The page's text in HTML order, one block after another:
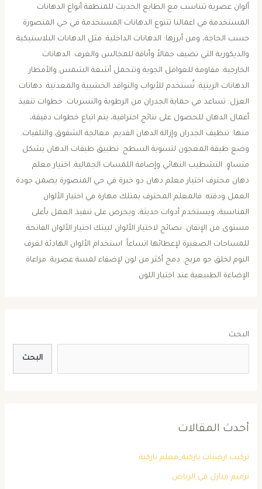
ألوان عصرية تتناسب مع الطابع الحديث للمنطقة أنواع الدهانات
المستخدمة في اعمالنا تتنوع الدهانات المستخدمة في حي المنصورة
حسب الحاجة، ومن أبرزها: الدهانات الداخلية: مثل الدهانات البلاستيكية
والديكورية التي تضيف جمالاً وأناقة للمجالس والغرف. الدهانات
الخارجية: مقاومة للعوامل الجوية وتتحمل أشعة الشمس والأمطار.
الدهانات الزيتية: تُستخدم للأبواب والنوافذ الخشبية والمعدنية. دهانات
العزل: تساعد في حماية الجدران من الرطوبة والتسربات. خطوات تنفيذ
أعمال الدهان للحصول على نتائج احترافية، يتم اتباع خطوات دقيقة،
منها: تنظيف الجدران وإزالة الدهان القديم. معالجة الشقوق والتلفيات.
وضع طبقة المعجون لتسوية السطح. تطبيق طبقات الدهان بشكل
متساوٍ. التشطيب النهائي وإضافة اللمسات الجمالية. اختيار معلم
دهان محترف اختيار معلم دهان ذو خبرة في حي المنصورة يضمن جودة
العمل ودقته. فالمعلم المحترف يمتلك مهارة في اختيار الألوان
المناسبة، ويستخدم أدوات حديثة، ويحرص على تنفيذ العمل بأعلى
مستوى من الإتقان. نصائح لاختيار الألوان لبيتك اختيار الألوان الفاتحة
للمساحات الصغيرة لإعطائها اتساعاً. استخدام الألوان الهادئة لغرف
النوم لخلق جو مريح. دمج أكثر من لون لإضفاء لمسة عصرية. مراعاة
الإضاءة الطبيعية عند اختيار اللون
البحث
البحث
أحدث المقالات
تركيب ارضيات باركية_معلم باركية
ترميم منازل في الرياض